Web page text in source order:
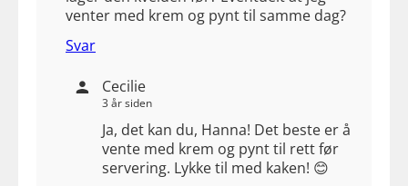
venter med krem og pynt til samme dag?
Svar
Cecilie
3 år siden
Ja, det kan du, Hanna! Det beste er å
vente med krem og pynt til rett før
servering. Lykke til med kaken! 😊